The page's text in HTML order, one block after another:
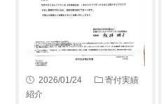
2026/01/24
寄付実績
紹介